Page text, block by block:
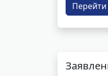
Перейти